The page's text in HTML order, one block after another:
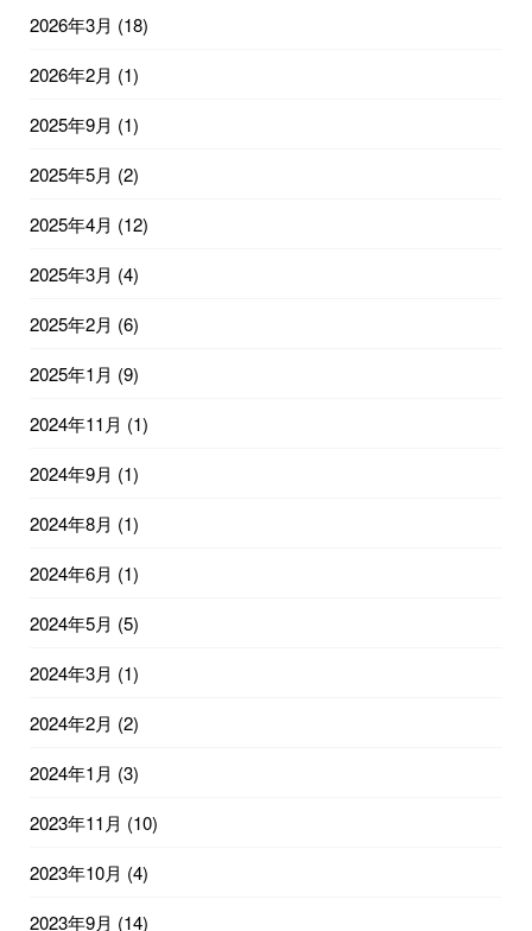
2026年3月 (18)
2026年2月 (1)
2025年9月 (1)
2025年5月 (2)
2025年4月 (12)
2025年3月 (4)
2025年2月 (6)
2025年1月 (9)
2024年11月 (1)
2024年9月 (1)
2024年8月 (1)
2024年6月 (1)
2024年5月 (5)
2024年3月 (1)
2024年2月 (2)
2024年1月 (3)
2023年11月 (10)
2023年10月 (4)
2023年9月 (14)